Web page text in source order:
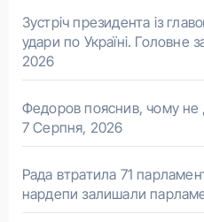
Зустріч президента із
удари по Україні. Головне
2026
Федоров пояснив, чому не
7 Серпня, 2026
Рада втратила 71
нардепи залишали